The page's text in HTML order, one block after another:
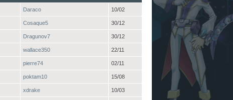
Daraco 10/02
Cosaque5 30/12
Dragunov7 30/12
wallace350 22/11
pierre74 02/11
poktam10 15/08
xdrake 10/03